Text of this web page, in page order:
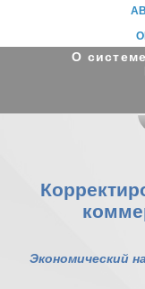
О системе
Экономический